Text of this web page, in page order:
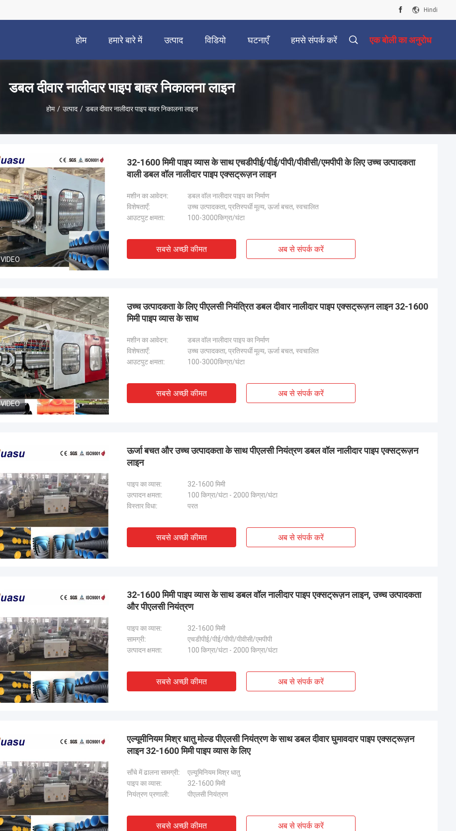
Hindi
होम हमारे बारे में उत्पाद विडियो घटनाएँ हमसे संपर्क करें एक बोली का अनुरोध
डबल दीवार नालीदार पाइप बाहर निकालना लाइन
होम / उत्पाद / डबल दीवार नालीदार पाइप बाहर निकालना लाइन
VIDEO
32-1600 मिमी पाइप व्यास के साथ एचडीपीई/पीई/पीपी/पीवीसी/एमपीपी के लिए उच्च उत्पादकता
वाली डबल वॉल नालीदार पाइप एक्सट्रूज़न लाइन
मशीन का आवेदन:
डबल वॉल नालीदार पाइप का निर्माण
विशेषताएँ:
उच्च उत्पादकता, प्रतिस्पर्धी मूल्य, ऊर्जा बचत, स्वचालित
आउटपुट क्षमता:
100-3000किग्रा/घंटा
सबसे अच्छी कीमत अब से संपर्क करें
VIDEO
उच्च उत्पादकता के लिए पीएलसी नियंत्रित डबल दीवार नालीदार पाइप एक्सट्रूज़न लाइन 32-1600
मिमी पाइप व्यास के साथ
मशीन का आवेदन:
डबल वॉल नालीदार पाइप का निर्माण
विशेषताएँ:
उच्च उत्पादकता, प्रतिस्पर्धी मूल्य, ऊर्जा बचत, स्वचालित
आउटपुट क्षमता:
100-3000किग्रा/घंटा
सबसे अच्छी कीमत अब से संपर्क करें
ऊर्जा बचत और उच्च उत्पादकता के साथ पीएलसी नियंत्रण डबल वॉल नालीदार पाइप एक्सट्रूज़न
लाइन
पाइप का व्यास:
32-1600 मिमी
उत्पादन क्षमता:
100 किग्रा/घंटा - 2000 किग्रा/घंटा
विस्तार विधा:
परत
सबसे अच्छी कीमत अब से संपर्क करें
32-1600 मिमी पाइप व्यास के साथ डबल वॉल नालीदार पाइप एक्सट्रूज़न लाइन, उच्च उत्पादकता
और पीएलसी नियंत्रण
पाइप का व्यास:
32-1600 मिमी
सामग्री:
एचडीपीई/पीई/पीपी/पीवीसी/एमपीपी
उत्पादन क्षमता:
100 किग्रा/घंटा - 2000 किग्रा/घंटा
सबसे अच्छी कीमत अब से संपर्क करें
एल्यूमीनियम मिश्र धातु मोल्ड पीएलसी नियंत्रण के साथ डबल दीवार घुमावदार पाइप एक्सट्रूज़न
लाइन 32-1600 मिमी पाइप व्यास के लिए
साँचे में ढालना सामग्री:
एल्यूमिनियम मिश्र धातु
पाइप का व्यास:
32-1600 मिमी
नियंत्रण प्रणाली:
पीएलसी नियंत्रण
सबसे अच्छी कीमत अब से संपर्क करें